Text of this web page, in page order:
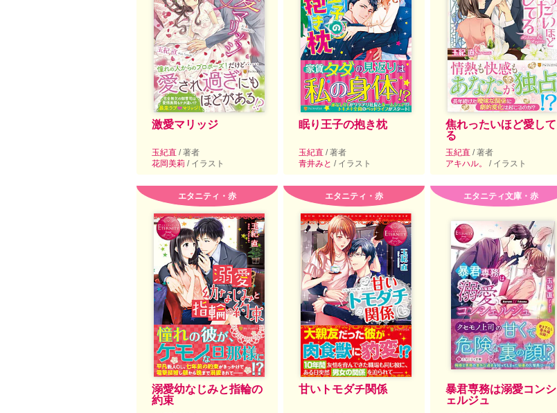
激愛マリッジ
玉紀直 / 著者
花岡美莉 / イラスト
眠り王子の抱き枕
玉紀直 / 著者
青井みと / イラスト
焦れったいほど愛して
る
玉紀直 / 著者
アキハル。 / イラスト
エタニティ・赤
溺愛幼なじみと指輪の
約束
エタニティ・赤
甘いトモダチ関係
エタニティ文庫・赤
暴君専務は溺愛コンシ
ェルジュ